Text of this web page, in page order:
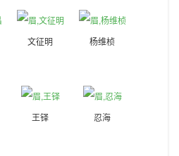
文征明 杨维桢
王铎 忍海